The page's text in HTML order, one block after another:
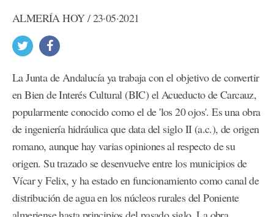
ALMERÍA HOY / 23·05·2021
La Junta de Andalucía ya trabaja con el objetivo de convertir
en Bien de Interés Cultural (BIC) el Acueducto de Carcauz,
popularmente conocido como el de 'los 20 ojos'. Es una obra
de ingeniería hidráulica que data del siglo II (a.c.), de origen
romano, aunque hay varias opiniones al respecto de su
origen. Su trazado se desenvuelve entre los municipios de
Vícar y Felix, y ha estado en funcionamiento como canal de
distribución de agua en los núcleos rurales del Poniente